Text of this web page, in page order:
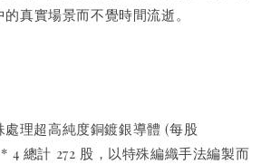
真實場景而不覺時間流逝。
理超高純度銅鍍銀導體 (每股
4 總計 272 股，以特殊編織手法編製而